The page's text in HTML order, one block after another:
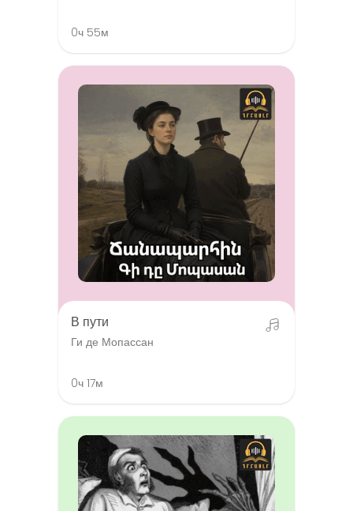
0ч 55м
В пути
Ги де Мопассан
0ч 17м